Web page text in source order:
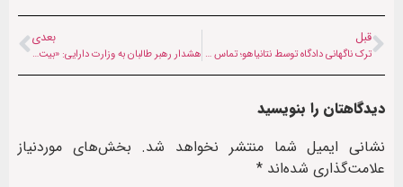
قبل
ترک ناگهانی دادگاه توسط نتانیاهو؛ تماس «فوری امنیتی» یا تاکتیک فرار از پاسخ‌گویی؟
بعدی
هشدار رهبر طالبان به وزارت دارایی: «بیت‌المال را خرج منافع شخصی نکنید»
دیدگاهتان را بنویسید
نشانی ایمیل شما منتشر نخواهد شد. بخش‌های موردنیاز
علامت‌گذاری شده‌اند *